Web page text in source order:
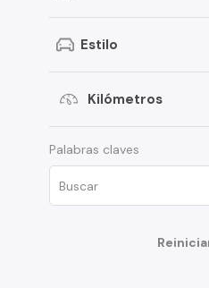
Volkswagen
SsangYong
Chery
Estilo
Kilómetros
Palabras claves